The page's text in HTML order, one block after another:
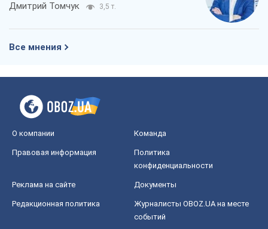
Дмитрий Томчук 3,5 т.
Все мнения
О компании Команда
Правовая информация
Политика
конфиденциальности
Реклама на сайте Документы
Редакционная политика
Журналисты OBOZ.UA на месте
событий